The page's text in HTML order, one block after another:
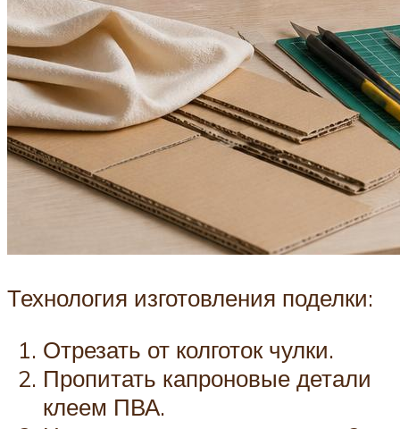
Технология изготовления поделки:
Отрезать от колготок чулки.
Пропитать капроновые детали
клеем ПВА.